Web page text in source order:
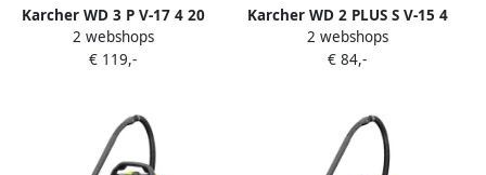
Karcher WD 3 P V-17 4 20
Nat- en droogzuiger | 1000
W | 17L 1.628-170.0
2 webshops
€ 119,-
Karcher WD 2 PLUS S V-15 4
18 Nat- en droogzuiger |
1000 W | 15L 1.628-050.0
2 webshops
€ 84,-